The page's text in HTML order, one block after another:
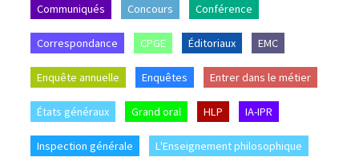
Communiqués Concours Conférence
Correspondance CPGE Éditoriaux EMC
Enquête annuelle Enquêtes Entrer dans le métier
États généraux Grand oral HLP IA-IPR
Inspection générale L'Enseignement philosophique